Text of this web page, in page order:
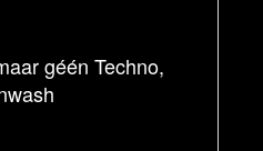
géén Techno,